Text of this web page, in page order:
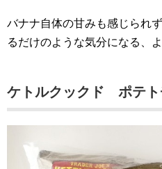
バナナ自体の甘みも感じられ
るだけのような気分になる、
ケトルクックド ポテト